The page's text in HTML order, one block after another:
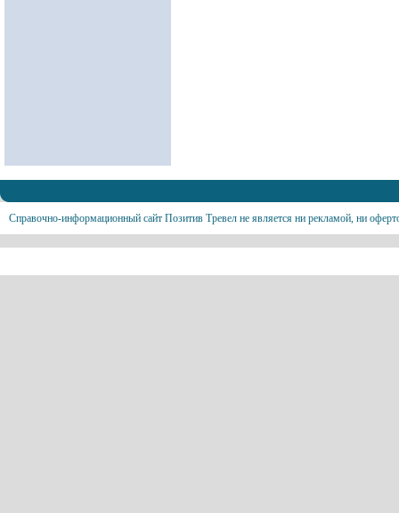
Справочно-информационный сайт Позитив Тревел не является ни рекламой, ни